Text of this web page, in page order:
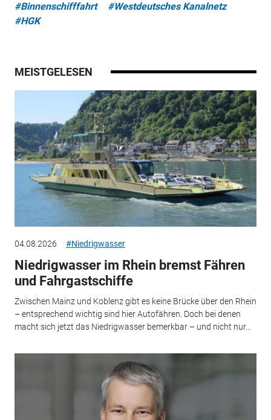
#Binnenschifffahrt
#Westdeutsches Kanalnetz
#HGK
MEISTGELESEN
04.08.2026 #Niedrigwasser
Niedrigwasser im Rhein bremst Fähren
und Fahrgastschiffe
Zwischen Mainz und Koblenz gibt es keine Brücke über den Rhein
– entsprechend wichtig sind hier Autofähren. Doch bei denen
macht sich jetzt das Niedrigwasser bemerkbar – und nicht nur...